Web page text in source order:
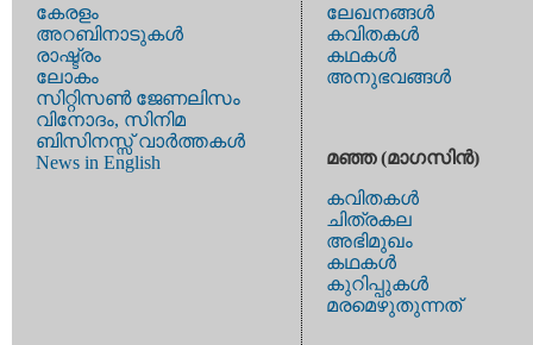
കേരളം
അറബിനാടുകള്‍
രാഷ്ട്രം
ലോകം
സിറ്റിസണ്‍ ജേണലിസം
വിനോദം, സിനിമ
ബിസിനസ്സ് വാര്‍ത്തകള്‍
News in English
ലേഖനങ്ങള്‍
കവിതകള്‍
കഥകള്‍
അനുഭവങ്ങള്‍
മഞ്ഞ (മാഗസിന്‍)
കവിതകള്‍
ചിത്രകല
അഭിമുഖം
കഥകള്‍
കുറിപ്പുകള്‍
മരമെഴുതുന്നത്